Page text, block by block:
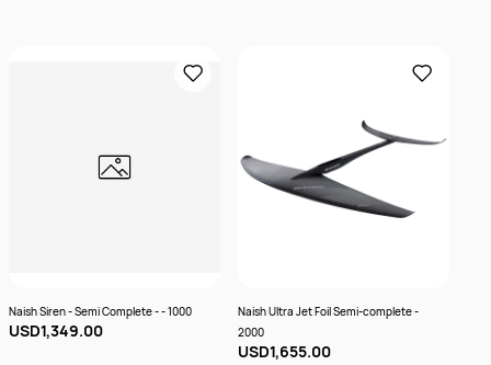
Naish Siren - Semi Complete - - 1000
USD1,349.00
Naish Ultra Jet Foil Semi-complete -
2000
USD1,655.00